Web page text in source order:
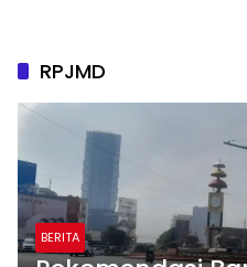
RPJMD
BERITA